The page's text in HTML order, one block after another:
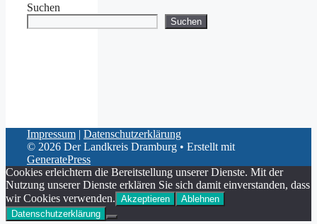
Suchen
Suchen
Impressum | Datenschutzerklärung
© 2026 Der Landkreis Dramburg • Erstellt mit
GeneratePress
Cookies erleichtern die Bereitstellung unserer Dienste. Mit der
Nutzung unserer Dienste erklären Sie sich damit einverstanden, dass
wir Cookies verwenden. Akzeptieren
Ablehnen
Datenschutzerklärung